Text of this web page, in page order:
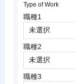
Type of Work
職種1
職種2
職種3